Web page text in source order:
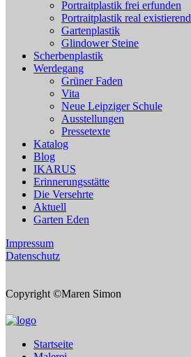
Portraitplastik frei erfunden
Portraitplastik real existierend
Gartenplastik
Glindower Steine
Scherbenplastik
Werdegang
Grüner Faden
Vita
Neue Leipziger Schule
Ausstellungen
Pressetexte
Katalog
Blog
IKARUS
Erinnerungsstätte
Die Versehrte
Aktuell
Garten Eden
Impressum
Datenschutz
Copyright ©Maren Simon
Startseite